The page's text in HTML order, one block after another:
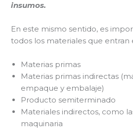
insumos.
En este mismo sentido, es
todos los materiales que entran
Materias primas
Materias primas indirectas
empaque y embalaje)
Producto semiterminado
Materiales indirectos, como
maquinaria